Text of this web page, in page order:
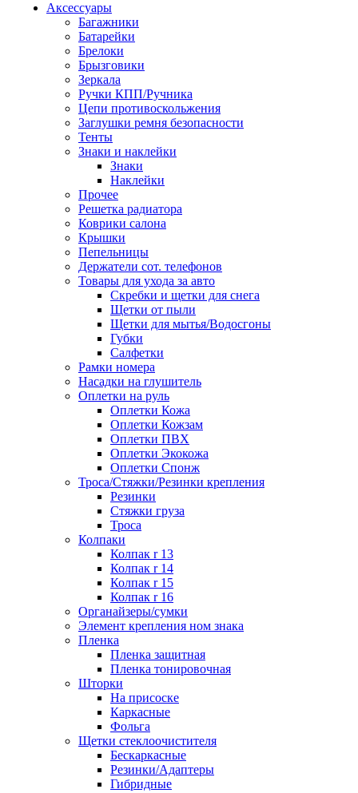
Аксессуары
Багажники
Батарейки
Брелоки
Брызговики
Зеркала
Ручки КПП/Ручника
Цепи противоскольжения
Заглушки ремня безопасности
Тенты
Знаки и наклейки
Знаки
Наклейки
Прочее
Решетка радиатора
Коврики салона
Крышки
Пепельницы
Держатели сот. телефонов
Товары для ухода за авто
Скребки и щетки для снега
Щетки от пыли
Щетки для мытья/Водосгоны
Губки
Салфетки
Рамки номера
Насадки на глушитель
Оплетки на руль
Оплетки Кожа
Оплетки Кожзам
Оплетки ПВХ
Оплетки Экокожа
Оплетки Спонж
Троса/Стяжки/Резинки крепления
Резинки
Стяжки груза
Троса
Колпаки
Колпак r 13
Колпак r 14
Колпак r 15
Колпак r 16
Органайзеры/сумки
Элемент крепления ном знака
Пленка
Пленка защитная
Пленка тонировочная
Шторки
На присоске
Каркасные
Фольга
Щетки стеклоочистителя
Бескаркасные
Резинки/Адаптеры
Гибридные